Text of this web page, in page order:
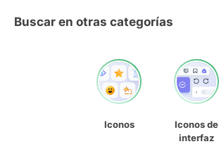
Buscar en otras categorías
Iconos
Iconos de
interfaz